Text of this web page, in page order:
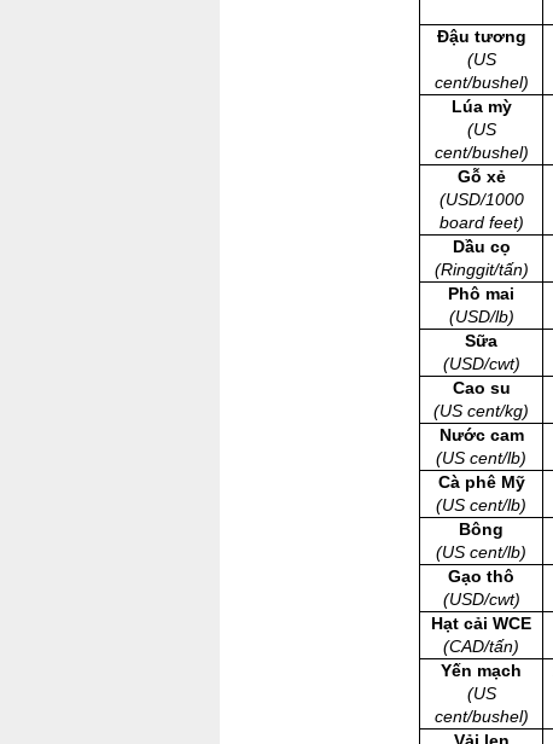
Đậu tương
(US
cent/bushel)
Lúa mỳ
(US
cent/bushel)
Gỗ xẻ
(USD/1000
board feet)
Dầu cọ
(Ringgit/tấn)
Phô mai
(USD/lb)
Sữa
(USD/cwt)
Cao su
(US cent/kg)
Nước cam
(US cent/lb)
Cà phê Mỹ
(US cent/lb)
Bông
(US cent/lb)
Gạo thô
(USD/cwt)
Hạt cải WCE
(CAD/tấn)
Yến mạch
(US
cent/bushel)